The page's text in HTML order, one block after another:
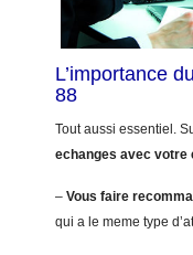
L’importance
88
Tout aussi essentiel.
echanges avec votre
– Vous faire
qui a le meme type